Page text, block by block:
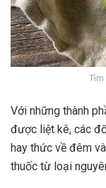
Tìm
Với những thành
được liệt kê, các
hay thức về đêm
thuốc từ loại